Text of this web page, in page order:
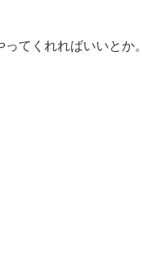
てくれればいいとか。